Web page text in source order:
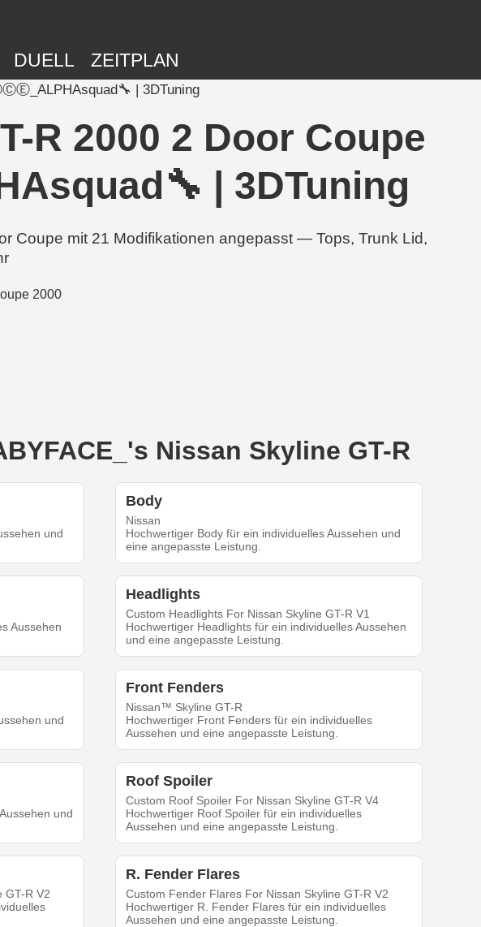
DUELL ZEITPLAN
| 3DTuning
R 2000 2 Door Coupe
| 3DTuning
mit 21 Modifikationen angepasst — Tops, Trunk Lid,
Nissan Skyline GT-R
und
Body
Nissan
Hochwertiger Body für ein individuelles Aussehen und
eine angepasste Leistung.
Aussehen
Headlights
Custom Headlights For Nissan Skyline GT-R V1
Hochwertiger Headlights für ein individuelles Aussehen
und eine angepasste Leistung.
und
Front Fenders
Nissan™ Skyline GT-R
Hochwertiger Front Fenders für ein individuelles
Aussehen und eine angepasste Leistung.
und
Roof Spoiler
Custom Roof Spoiler For Nissan Skyline GT-R V4
Hochwertiger Roof Spoiler für ein individuelles
Aussehen und eine angepasste Leistung.
GT-R V2
R. Fender Flares
Custom Fender Flares For Nissan Skyline GT-R V2
Hochwertiger R. Fender Flares für ein individuelles
Aussehen und eine angepasste Leistung.